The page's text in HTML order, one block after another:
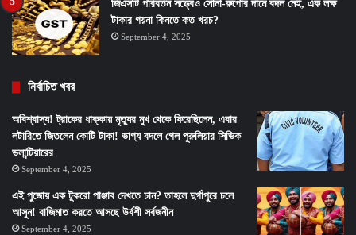
জিএসটি পরিবর্তন সত্ত্বেও সোনা-রুপোর দামে বদল নেই, এক লক্ষ
টাকার গয়না কিনতে কত খরচ?
September 4, 2025
নির্বাচিত খবর
অবিশ্বাস্য! ট্রাকের ধাক্কায় মৃত্যুর মুখ থেকে ফিরেছিলেন, এবার
লটারিতে জিতলেন কোটি টাকা! ভাগ্য বদলে গেল পুরুলিয়ার সিভিক
ভলান্টিয়ারের
September 4, 2025
এই পুজোয় এক টুকরো পাঞ্জাব দেখতে চান? তাহলে দুর্গাপুরে চলে
আসুন! বাজিমাত করতে আসছে উর্বশী সর্বজনীন
September 4, 2025